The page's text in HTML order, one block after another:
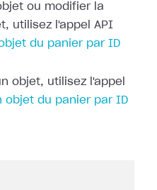
ou modifier la
utilisez l'appel API
du panier par ID
objet, utilisez l'appel
objet du panier par ID